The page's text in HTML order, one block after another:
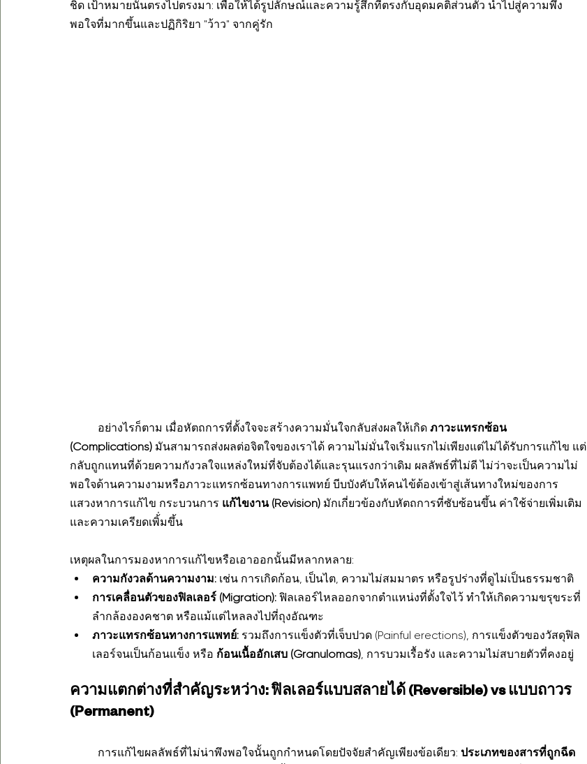
ชิด เป้าหมายนั้นตรงไปตรงมา: เพื่อให้ได้รูปลักษณ์และความรู้สึกที่ตรงกับอุดมคติส่วนตัว นำไปสู่ความพึง
พอใจที่มากขึ้นและปฏิกิริยา "ว้าว" จากคู่รัก
	อย่างไรก็ตาม เมื่อหัตถการที่ตั้งใจจะสร้างความมั่นใจกลับส่งผลให้เกิด
ภาวะแทรกซ้อน
(Complications) มันสามารถส่งผลต่อจิตใจของเราได้ ความไม่มั่นใจเริ่มแรกไม่เพียงแต่ไม่ได้รับการแก้ไข แต่
กลับถูกแทนที่ด้วยความกังวลใจแหล่งใหม่ที่จับต้องได้และรุนแรงกว่าเดิม ผลลัพธ์ที่ไม่ดี ไม่ว่าจะเป็นความไม่
พอใจด้านความงามหรือภาวะแทรกซ้อนทางการแพทย์ บีบบังคับให้คนไข้ต้องเข้าสู่เส้นทางใหม่ของการ
แสวงหาการแก้ไข กระบวนการ แก้ไขงาน (Revision) มักเกี่ยวข้องกับหัตถการที่ซับซ้อนขึ้น ค่าใช้จ่ายเพิ่มเติม
และความเครียดเพิ้่มขึ้น
เหตุผลในการมองหาการแก้ไขหรือเอาออกนั้นมีหลากหลาย:
ความกังวลด้านความงาม: เช่น การเกิดก้อน, เป็นไต, ความไม่สมมาตร หรือรูปร่างที่ดูไม่เป็นธรรมชาติ
การเคลื่อนตัวของฟิลเลอร์ (Migration): ฟิลเลอร์ไหลออกจากตำแหน่งที่ตั้งใจไว้ ทำให้เกิดความขรุขระที่
ลำกล้ององคชาต หรือแม้แต่ไหลลงไปที่ถุงอัณฑะ
ภาวะแทรกซ้อนทางการแพทย์: รวมถึงการแข็งตัวที่เจ็บปวด (Painful erections), การแข็งตัวของวัสดุฟิล
เลอร์จนเป็นก้อนแข็ง หรือ ก้อนเนื้ออักเสบ (Granulomas), การบวมเรื้อรัง และความไม่สบายตัวที่คงอยู่
ความแตกต่างที่สำคัญระหว่าง: ฟิลเลอร์แบบสลายได้ (Reversible) vs แบบถาวร
(Permanent)
	การแก้ไขผลลัพธ์ที่ไม่น่าพึงพอใจนั้นถูกกำหนดโดยปัจจัยสำคัญเพียงข้อเดียว:
ประเภทของสารที่ถูกฉีด